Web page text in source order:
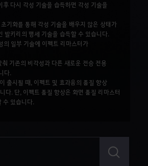
후 다시 각성 기술을 습득하면 각성 기술을
기화를 통해 각성 기술을 배우지 않은 상태가
발키리의 맹세 기술을 습득할 수 있습니다.
일부 기술에 이펙트 리마스터가
기존의 비각성과 다른 새로운 전승 전용
다.
출시될 때, 이펙트 및 효과음의 품질 향상
다. 단, 이펙트 품질 향상은 화면 품질 리마스터
수 있습니다.